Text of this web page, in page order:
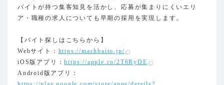
バイトが持つ集客知見を活かし、応募が集まりにくいエリ
ア・職種の求人についても早期の採用を実現します。
【バイト探しはこちらから】
Webサイト： https://machbaito.jp/
iOS版アプリ：https://apple.co/2T6RyDE
Android版アプリ：